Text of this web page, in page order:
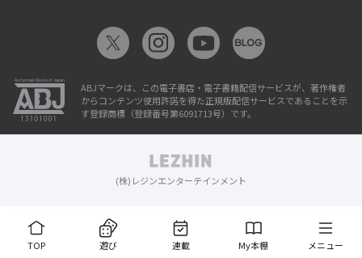
TOP 遊び 連載 My本棚 メニュー
ABJマークは、この電子書店・電子書籍配信サービスが、著作権者
からコンテンツ使用許諾を得た正規版配信サービスであることを示
す登録商標（登録番号第6091713号）です。
(株)レジンエンターテインメント